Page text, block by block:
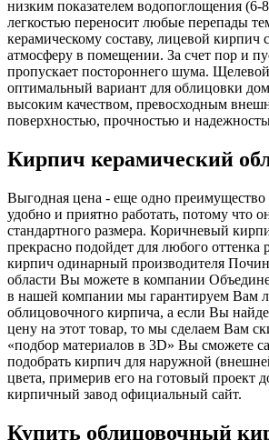
низким показателем водопоглощения (6-
легкостью переносит любые перепады
керамическому составу, лицевой кирпич
атмосферу в помещении. За счет пор и
пропускает постороннего шума.
оптимальный вариант для облицовки
высоким качеством, превосходным
поверхностью, прочностью и
Кирпич керамический
Выгодная цена - еще одно
удобно и приятно работать, потому что
стандартного размера. Коричневый
прекрасно подойдет для любого оттенка
кирпич одинарный производителя
области Вы можете в компании
в нашей компании мы гарантируем Вам
облицовочного кирпича, а если Вы
цену на этот товар, то мы сделаем Вам
«подбор материалов в 3D» Вы сможете
подобрать кирпич для наружной
цвета, примерив его на готовый проект
кирпичный завод официальный сайт.
Купить облицовочный